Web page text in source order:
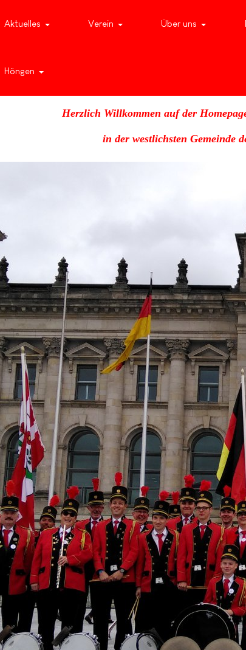
Aktuelles Verein Über uns
Höngen
Herzlich Willkommen auf der
in der westlichsten Gemeinde